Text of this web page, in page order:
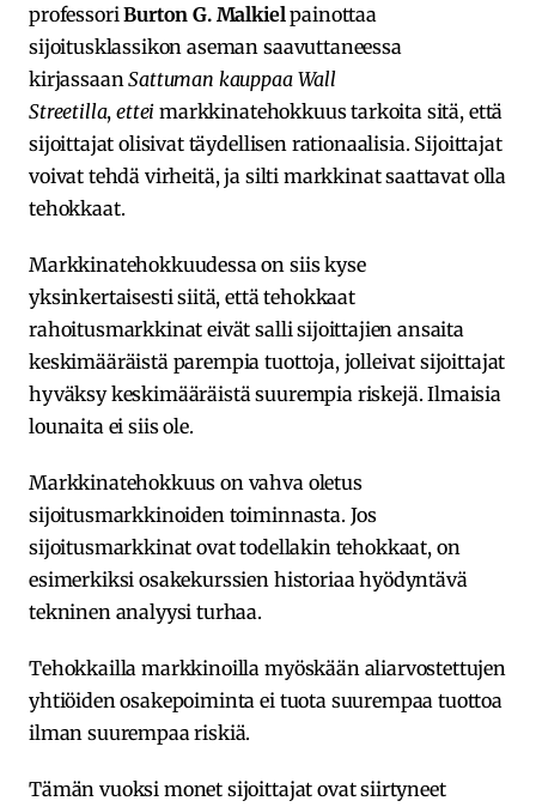
professoriBurton G. Malkiel painottaa
sijoitusklassikon aseman saavuttaneessa
kirjassaanSattuman kauppaa Wall
Streetilla,ettei markkinatehokkuus tarkoita sitä, että
sijoittajat olisivat täydellisen rationaalisia. Sijoittajat
voivat tehdä virheitä, ja silti markkinat saattavat olla
tehokkaat.
Markkinatehokkuudessa on siis kyse
yksinkertaisesti siitä, että tehokkaat
rahoitusmarkkinat eivät salli sijoittajien ansaita
keskimääräistä parempia tuottoja, jolleivat sijoittajat
hyväksy keskimääräistä suurempia riskejä. Ilmaisia
lounaita ei siis ole.
Markkinatehokkuus on vahva oletus
sijoitusmarkkinoiden toiminnasta. Jos
sijoitusmarkkinat ovat todellakin tehokkaat, on
esimerkiksi osakekurssien historiaa hyödyntävä
tekninen analyysi turhaa.
Tehokkailla markkinoilla myöskään aliarvostettujen
yhtiöiden osakepoiminta ei tuota suurempaa tuottoa
ilman suurempaa riskiä.
Tämän vuoksi monet sijoittajat ovat siirtyneet